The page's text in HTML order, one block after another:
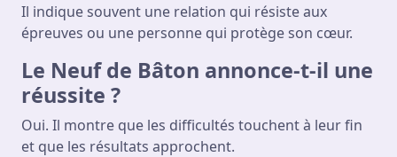
Il indique souvent une relation qui résiste aux
épreuves ou une personne qui protège son cœur.
Le Neuf de Bâton annonce-t-il une
réussite ?
Oui. Il montre que les difficultés touchent à leur fin
et que les résultats approchent.